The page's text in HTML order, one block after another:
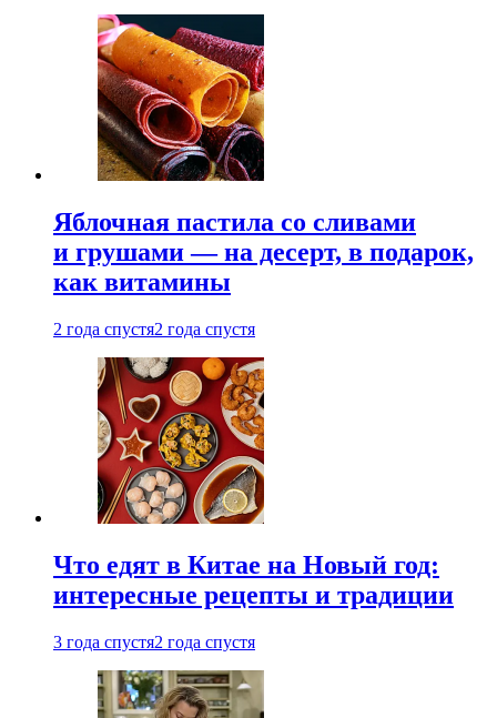
Яблочная пастила со сливами
и грушами — на десерт, в подарок,
как витамины
2 года спустя2 года спустя
Что едят в Китае на Новый год:
интересные рецепты и традиции
3 года спустя2 года спустя